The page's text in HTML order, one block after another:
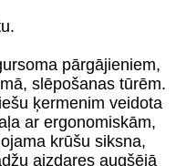
pārgājieniem,
slēpošanas tūrēm.
ķermenim veidota
ar ergonomiskām,
krūšu siksna,
aizdares augšējā